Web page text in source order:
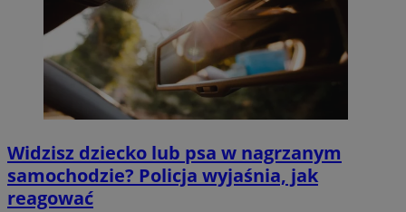
Widzisz dziecko lub psa w nagrzanym
samochodzie? Policja wyjaśnia, jak
reagować